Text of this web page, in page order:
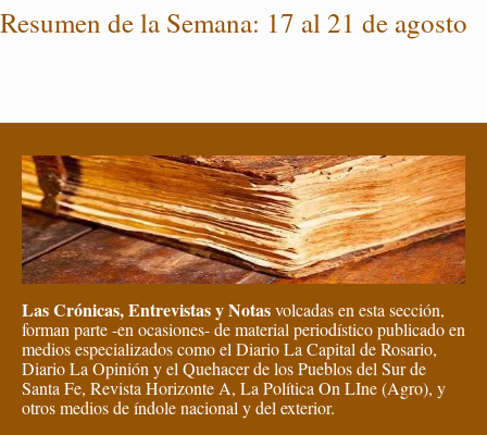
Re­su­men de la Se­ma­na: 17 al 21 de agos­to
Las Crónicas, Entrevistas y Notasvolcadas en esta sección,
forman parte -en ocasiones- de material periodístico publicado en
medios especializados como el Diario La Capital de Rosario,
Diario La Opinión y el Quehacer de los Pueblos del Sur de
Santa Fe, Revista Horizonte A, La Política On LIne (Agro), y
otros medios de índole nacional y del exterior.